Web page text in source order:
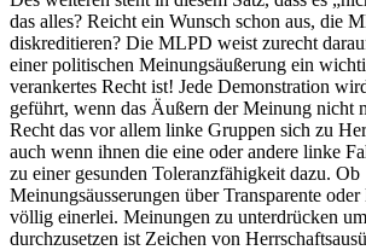
das alles? Reicht ein Wunsch schon aus, die
diskreditieren? Die MLPD weist zurecht
einer politischen Meinungsäußerung ein
verankertes Recht ist! Jede Demonstration
geführt, wenn das Äußern der Meinung nicht
Recht das vor allem linke Gruppen sich zu
auch wenn ihnen die eine oder andere linke
zu einer gesunden Toleranzfähigkeit dazu. Ob
Meinungsäusserungen über Transparente
völlig einerlei. Meinungen zu unterdrücken
durchzusetzen ist Zeichen von